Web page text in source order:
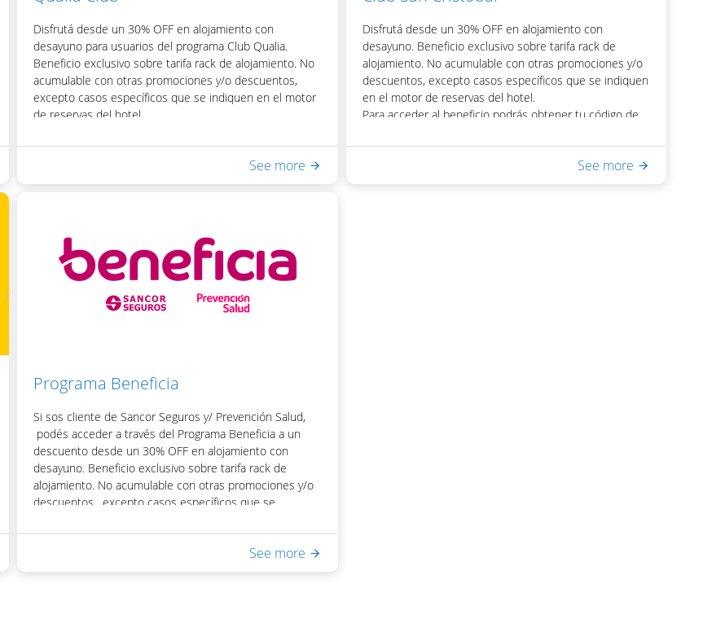
Disfrutá desde un 30% OFF en alojamiento con
desayuno para usuarios del programa Club Qualia.
Beneficio exclusivo sobre tarifa rack de alojamiento. No
acumulable con otras promociones y/o descuentos,
excepto casos específicos que se indiquen en el motor
de reservas del hotel.
descuento y/o la credencial virtual ingresando con tus
- Desayuno Buffet
- Acceso a Equilibrium Spa & Health: piscina interna
climatizada, sauna seco, ducha escocesa
- WiFi en habitaciones y áreas públicas
See more
Disfrutá desde un 30% OFF en alojamiento con
desayuno. Beneficio exclusivo sobre tarifa rack de
alojamiento. No acumulable con otras promociones y/o
descuentos, excepto casos específicos que se indiquen
en el motor de reservas del hotel.
Para acceder al beneficio podrás obtener tu código de
Cristobal.
Incluye:
See more
Programa Beneficia
Si sos cliente de Sancor Seguros y/ Prevención Salud,
podés acceder a través del Programa Beneficia a un
descuento desde un 30% OFF en alojamiento con
desayuno. Beneficio exclusivo sobre tarifa rack de
alojamiento. No acumulable con otras promociones y/o
descuentos, excepto casos específicos que se
Para acceder al beneficio podrás obtener tu código de
descuento visitando la web del Programa Beneficia.
See more